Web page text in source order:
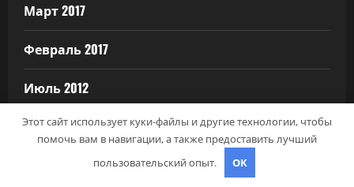
Март 2017
Февраль 2017
Июль 2012
Этот сайт использует куки-файлы и другие технологии, чтобы
помочь вам в навигации, а также предоставить лучший
пользовательский опыт.
OK